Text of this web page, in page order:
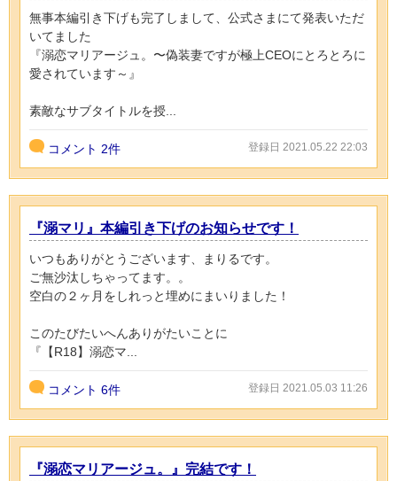
無事本編引き下げも完了しまして、公式さまにて発表いただ
いてました
『溺恋マリアージュ。〜偽装妻ですが極上CEOにとろとろに
愛されています～』
素敵なサブタイトルを授...
コメント 2件 登録日 2021.05.22 22:03
『溺マリ』本編引き下げのお知らせです！
いつもありがとうございます、まりるです。
ご無沙汰しちゃってます。。
空白の２ヶ月をしれっと埋めにまいりました！
このたびたいへんありがたいことに
『【R18】溺恋マ...
コメント 6件 登録日 2021.05.03 11:26
『溺‍恋マリアージュ。』完結です！